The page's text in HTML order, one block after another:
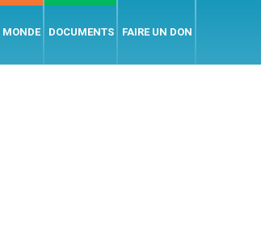
MONDE DOCUMENTS FAIRE UN DON